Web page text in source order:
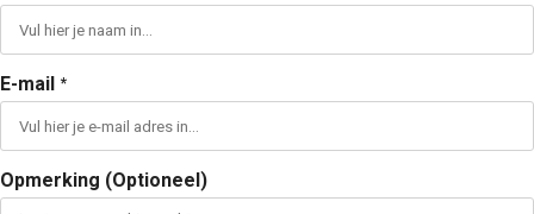
E-mail *
Opmerking (Optioneel)